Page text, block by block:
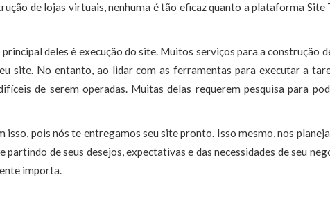
de lojas virtuais, nenhuma é tão eficaz quanto a plataforma Site
deles é execução do site. Muitos serviços para a construção
site. No entanto, ao lidar com as ferramentas para executar a
de serem operadas. Muitas delas requerem pesquisa para
isso, pois nós te entregamos seu site pronto. Isso mesmo, nos
de seus desejos, expectativas e das necessidades de seu
importa.